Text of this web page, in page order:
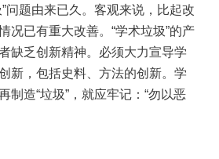
问题由来已久。客观来说，比起改
况已有重大改善。“学术垃圾”的产
缺乏创新精神。必须大力宣导学
新，包括史料、方法的创新。学
制造“垃圾”，就应牢记：“勿以恶